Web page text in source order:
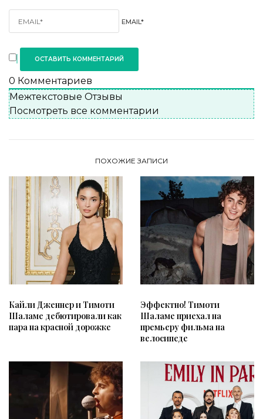
EMAIL*
0 Комментариев
Межтекстовые Отзывы
Посмотреть все комментарии
ПОХОЖИЕ ЗАПИСИ
Кайли Дженнер и Тимоти
Шаламе дебютировали как
пара на красной дорожке
Эффектно! Тимоти
Шаламе приехал на
премьеру фильма на
велосипеде